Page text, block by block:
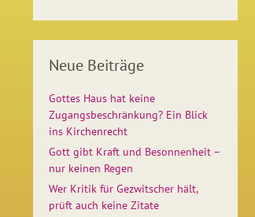
Neue Beiträge
Gottes Haus hat keine
Zugangsbeschränkung? Ein Blick
ins Kirchenrecht
Gott gibt Kraft und Besonnenheit –
nur keinen Regen
Wer Kritik für Gezwitscher hält,
prüft auch keine Zitate